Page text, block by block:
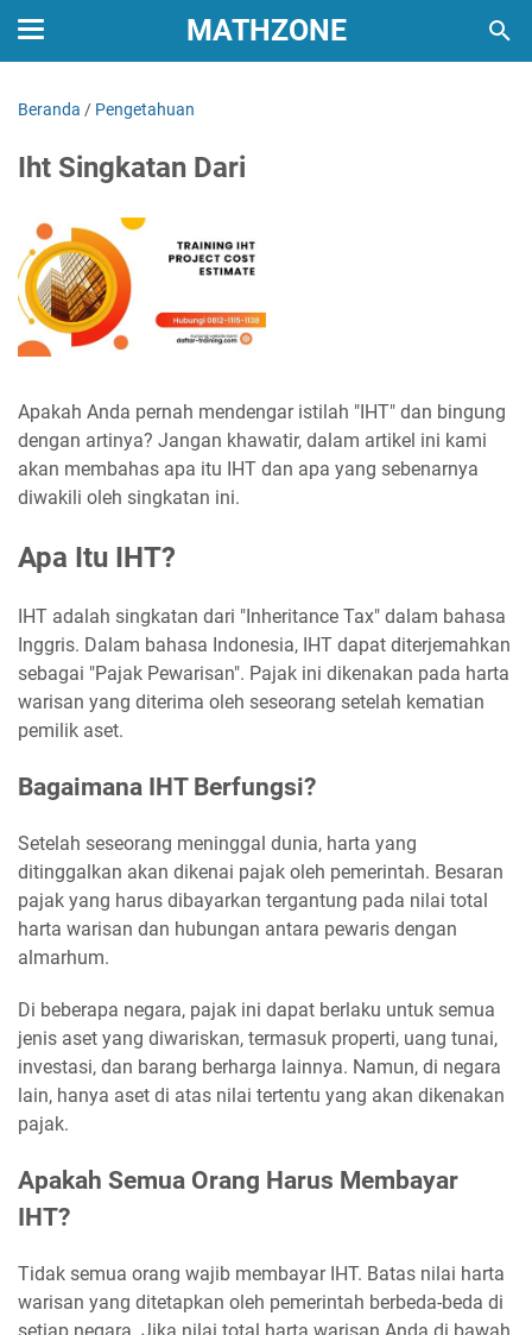
MATHZONE
Beranda / Pengetahuan
Iht Singkatan Dari
Apakah Anda pernah mendengar istilah "IHT" dan bingung
dengan artinya? Jangan khawatir, dalam artikel ini kami
akan membahas apa itu IHT dan apa yang sebenarnya
diwakili oleh singkatan ini.
Apa Itu IHT?
IHT adalah singkatan dari "Inheritance Tax" dalam bahasa
Inggris. Dalam bahasa Indonesia, IHT dapat diterjemahkan
sebagai "Pajak Pewarisan". Pajak ini dikenakan pada harta
warisan yang diterima oleh seseorang setelah kematian
pemilik aset.
Bagaimana IHT Berfungsi?
Setelah seseorang meninggal dunia, harta yang
ditinggalkan akan dikenai pajak oleh pemerintah. Besaran
pajak yang harus dibayarkan tergantung pada nilai total
harta warisan dan hubungan antara pewaris dengan
almarhum.
Di beberapa negara, pajak ini dapat berlaku untuk semua
jenis aset yang diwariskan, termasuk properti, uang tunai,
investasi, dan barang berharga lainnya. Namun, di negara
lain, hanya aset di atas nilai tertentu yang akan dikenakan
pajak.
Apakah Semua Orang Harus Membayar
IHT?
Tidak semua orang wajib membayar IHT. Batas nilai harta
warisan yang ditetapkan oleh pemerintah berbeda-beda di